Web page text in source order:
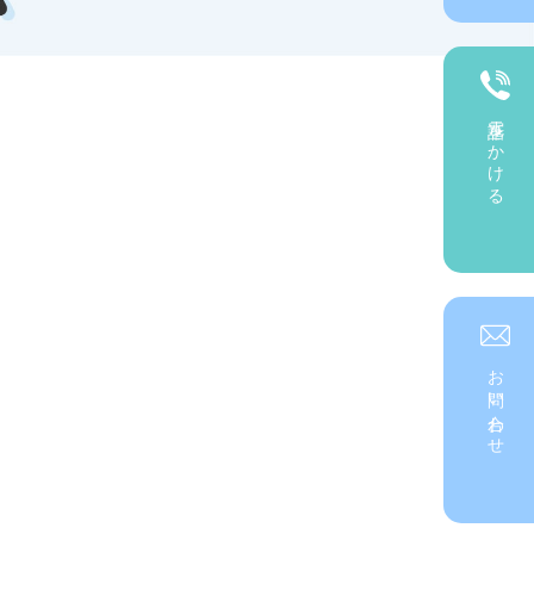
電話をかける
お問い合わせ